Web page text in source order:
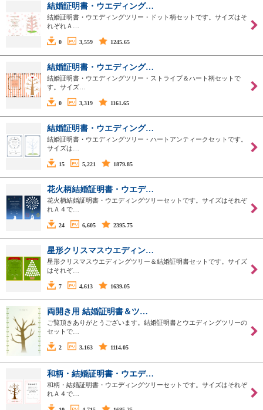
結婚証明書・ウエディング…
結婚証明書・ウエディングツリー・ドット柄セットです。サイズはそ
れぞれＡ…
0 3,559 1245.65
結婚証明書・ウエディング…
結婚証明書・ウエディングツリー・ストライプ＆ハート柄セットで
す。サイズ…
0 3,319 1161.65
結婚証明書・ウエディング…
結婚証明書・ウエディングツリー・ハートアンティークセットです。
サイズは…
15 5,221 1879.85
花火柄結婚証明書・ウエデ…
花火柄結婚証明書・ウエディングツリーセットです。サイズはそれぞ
れＡ４で…
24 6,605 2395.75
星形クリスマスウエディン…
星形クリスマスウエディングツリー＆結婚証明書セットです。サイズ
はそれぞ…
7 4,613 1639.05
両開き用 結婚証明書＆ツ…
ご覧頂きありがとうございます。結婚証明書とウエディングツリーの
セットで…
2 3,163 1114.05
和柄・結婚証明書・ウエデ…
和柄・結婚証明書・ウエディングツリーセットです。サイズはそれぞ
れＡ４で…